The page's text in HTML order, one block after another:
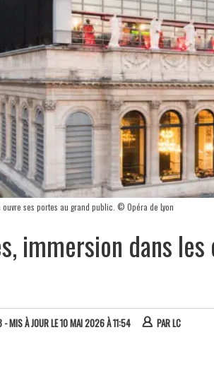
ouvre ses portes au grand public. © Opéra de Lyon
immersion dans
- MIS À JOUR LE 10 MAI 2026 À 11:54 PARLC